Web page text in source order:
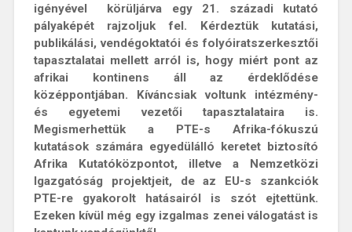
igényével körüljárva egy 21. századi kutató
pályaképét rajzoljuk fel. Kérdeztük kutatási,
publikálási, vendégoktatói és folyóiratszerkesztői
tapasztalatai mellett arról is, hogy miért pont az
afrikai kontinens áll az érdeklődése
középpontjában. Kíváncsiak voltunk intézmény-
és egyetemi vezetői tapasztalataira is.
Megismerhettük a PTE-s Afrika-fókuszú
kutatások számára egyedülálló keretet biztosító
Afrika Kutatóközpontot, illetve a Nemzetközi
Igazgatóság projektjeit, de az EU-s szankciók
PTE-re gyakorolt hatásairól is szót ejtettünk.
Ezeken kívül még egy izgalmas zenei válogatást is